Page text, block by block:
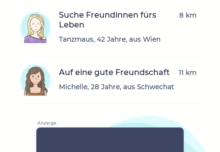
Suche Freundinnen fürs
Leben
Tanzmaus, 42 Jahre, aus Wien
8 km
Auf eine gute Freundschaft
Michelle, 28 Jahre, aus Schwechat
11 km